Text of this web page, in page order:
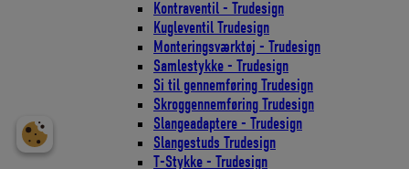
Kontraventil - Trudesign
Kugleventil Trudesign
Monteringsværktøj - Trudesign
Samlestykke - Trudesign
Si til gennemføring Trudesign
Skroggennemføring Trudesign
Slangeadaptere - Trudesign
Slangestuds Trudesign
T-Stykke - Trudesign